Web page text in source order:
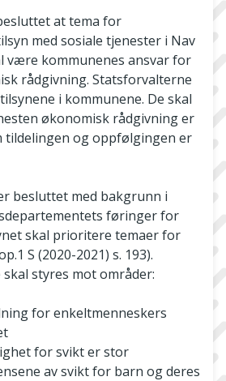
at tema for
med sosiale tjenester i Nav
være kommunenes ansvar for
rådgivning. Statsforvalterne
i kommunene. De skal
økonomisk rådgivning er
tildelingen og oppfølgingen er
besluttet med bakgrunn i
føringer for
skal prioritere temaer for
S (2020-2021) s. 193).
styres mot områder:
for enkeltmenneskers
for svikt er stor
av svikt for barn og deres